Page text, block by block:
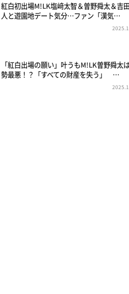
紅白初出場M!LK塩﨑太智＆曽野舜太＆吉
人と遊園地デート気分…ファン「漢気…
「紅白出場の願い」叶うもM!LK曽野舜太
勢最悪！？「すべての財産を失う」 …